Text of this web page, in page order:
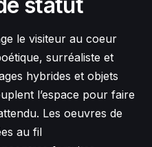
le visiteur au coeur
surréaliste et
hybrides et objets
l’espace pour faire
Les oeuvres de
au fil